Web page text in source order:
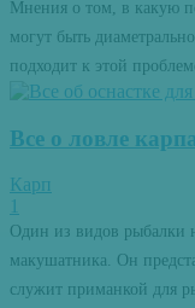
Мнения о том, в какую
могут быть
подходит к этой
Все о ловле
Карп
1
Один из видов рыбалки
макушатника. Он
служит приманкой для